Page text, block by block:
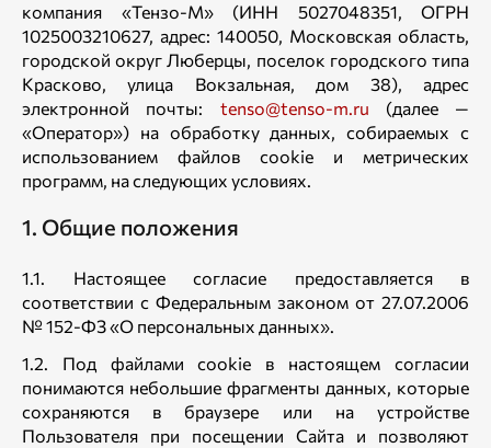
компания «Тензо-М» (ИНН 5027048351, ОГРН
1025003210627, адрес: 140050, Московская область,
городской округ Люберцы, поселок городского типа
Красково, улица Вокзальная, дом 38), адрес
электронной почты: tenso@tenso-m.ru (далее —
«Оператор») на обработку данных, собираемых с
использованием файлов cookie и метрических
программ, на следующих условиях.
1. Общие положения
1.1. Настоящее согласие предоставляется в
соответствии с Федеральным законом от 27.07.2006
№ 152-ФЗ «О персональных данных».
1.2. Под файлами cookie в настоящем согласии
понимаются небольшие фрагменты данных, которые
сохраняются в браузере или на устройстве
Пользователя при посещении Сайта и позволяют